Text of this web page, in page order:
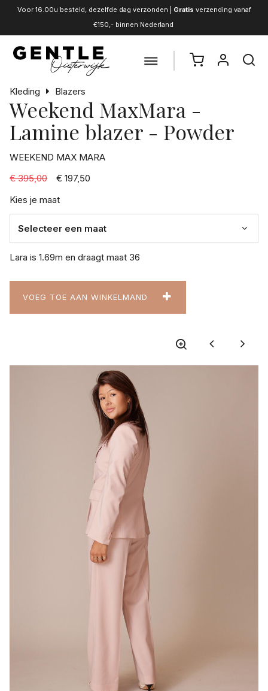
Voor 16.00u besteld, dezelfde dag verzonden | Gratis verzending vanaf
€150,- binnen Nederland
Kleding Blazers
Weekend MaxMara -
Lamine blazer - Powder
WEEKEND MAX MARA
€ 395,00
€ 197,50
Kies je maat
Lara is 1.69m en draagt maat 36
VOEG TOE AAN WINKELMAND